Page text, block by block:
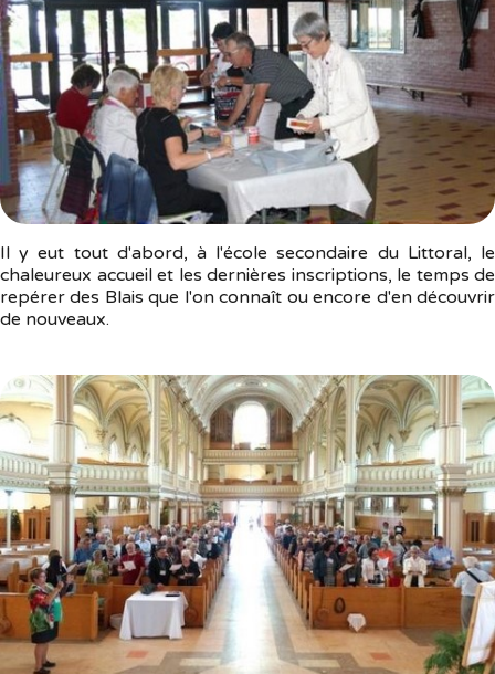
Il y eut tout d'abord, à l'école secondaire du Littoral, le
chaleureux accueil et les dernières inscriptions, le temps de
repérer des Blais que l'on connaît ou encore d'en découvrir
de nouveaux.